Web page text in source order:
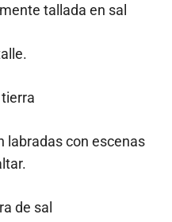
labradas con escenas